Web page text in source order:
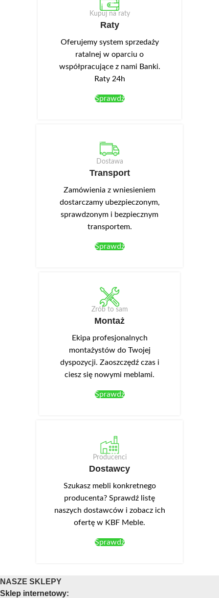
Kupuj na raty
Raty
Oferujemy system sprzedaży
ratalnej w oparciu o
współpracujące z nami Banki.
Raty 24h
Sprawdź
Dostawa
Transport
Zamówienia z wniesieniem
dostarczamy ubezpieczonym,
sprawdzonym i bezpiecznym
transportem.
Sprawdź
Zrób to sam
Montaż
Ekipa profesjonalnych
montażystów do Twojej
dyspozycji. Zaoszczędź czas i
ciesz się nowymi meblami.
Sprawdź
Producenci
Dostawcy
Szukasz mebli konkretnego
producenta? Sprawdź listę
naszych dostawców i zobacz ich
ofertę w KBF Meble.
Sprawdź
NASZE SKLEPY
Sklep internetowy: